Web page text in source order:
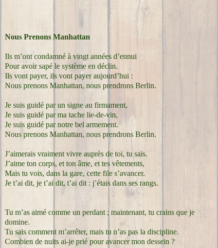
Nous Prenons Manhattan
Ils m’ont condamné à vingt années d’ennui
Pour avoir sapé le système en déclin.
Ils vont payer, ils vont payer aujourd’hui :
Nous prenons Manhattan, nous prendrons Berlin.
Je suis guidé par un signe au firmament,
Je suis guidé par ma tache lie-de-vin,
Je suis guidé par notre bel armement.
Nous prenons Manhattan, nous prendrons Berlin.
J’aimerais vraiment vivre auprès de toi, tu sais.
J’aime ton corps, et ton âme, et tes vêtements,
Mais tu vois, dans la gare, cette file s’avancer.
Je t’ai dit, je t’ai dit, t’ai dit : j’étais dans ses rangs.
Tu m’as aimé comme un perdant ; maintenant, tu crains que je
domine.
Tu sais comment m’arrêter, mais tu n’as pas la discipline.
Combien de nuits ai-je prié pour avancer mon dessein ?